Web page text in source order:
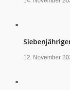
12. November